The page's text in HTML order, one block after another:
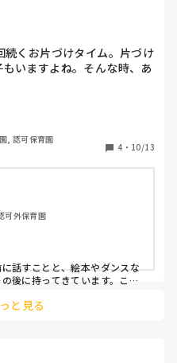
続くお片づけタイム。片づけ
いますよね。そんな時、あ
いますか？競争にしたり、
です。子どもが自然に片づ
け”を教えてください✨
, 認可保育園
4 ・ 10/13
可外保育園
話すことと、絵本やダンスな
後に持ってきています。これ
と見る